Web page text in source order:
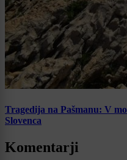
Tragedija na Pašmanu: V
Slovenca
Komentarji